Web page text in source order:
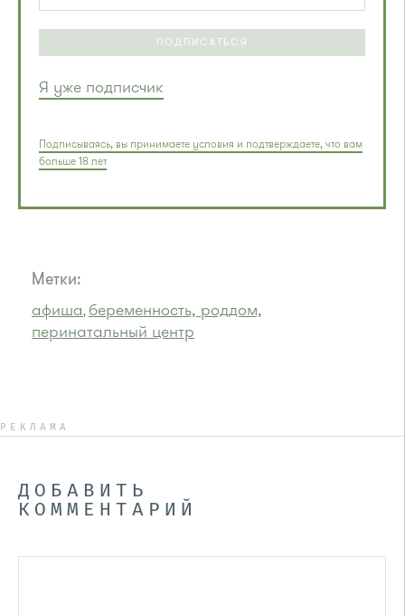
ПОДПИСАТЬСЯ
Я уже подписчик
Подписываясь, вы принимаете условия и подтверждаете, что вам
больше 18 лет
Метки:
афиша, беременность, роддом,
перинатальный центр
РЕКЛАМА
ДОБАВИТЬ
КОММЕНТАРИЙ